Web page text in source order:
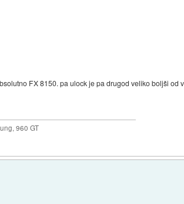
FX 8150. pa ulock je pa drugod veliko boljši od
960 GT